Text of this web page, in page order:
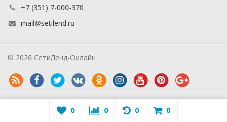
+7 (351) 7-000-370
mail@setilend.ru
© 2026 СетиЛенд-Онлайн
0 0 0 0